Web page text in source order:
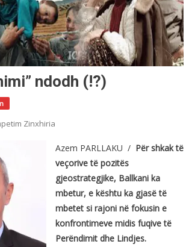
ndodh (!?)
Zinxhiria
Azem PARLLAKU / Për shkak të
veçorive të pozitës
gjeostrategjike, Ballkani ka
mbetur, e kështu ka gjasë të
mbetet si rajoni në fokusin e
konfrontimeve midis fuqive të
Perëndimit dhe Lindjes.